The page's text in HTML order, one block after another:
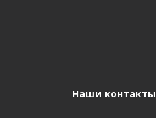
Наши контакты